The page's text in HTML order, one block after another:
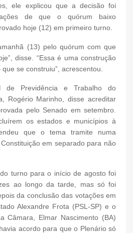
ele explicou que a decisão foi
de que o quórum baixo
hoje (12) em primeiro turno.
(13) pelo quórum com que
disse. “Essa é uma construção
se construiu”, acrescentou.
de Previdência e Trabalho do
Rogério Marinho, disse acreditar
pelo Senado em setembro.
os estados e municípios à
que o tema tramite numa
em separado para não
turno para o início de agosto foi
ao longo da tarde, mas só foi
da conclusão das votações em
Alexandre Frota (PSL-SP) e o
Câmara, Elmar Nascimento (BA)
acordo para que o Plenário só